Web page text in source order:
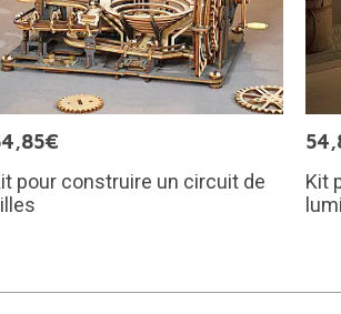
pour construire un circuit de
Kit